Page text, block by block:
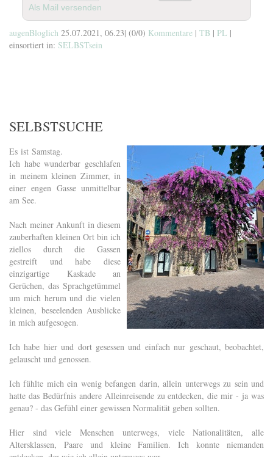
Als Mail versenden
augenBloglich 25.07.2021, 06.23| (0/0) Kommentare | TB | PL |
einsortiert in: SELBSTsein
SELBSTSUCHE
Es ist Samstag.
Ich habe wunderbar geschlafen
in meinem kleinen Zimmer, in
einer engen Gasse unmittelbar
am See.
Nach meiner Ankunft in diesem
zauberhaften kleinen Ort bin ich
ziellos durch die Gassen
gestreift und habe diese
einzigartige Kaskade an
Gerüchen, das Sprachgetümmel
um mich herum und die vielen
kleinen, beseelenden Ausblicke
in mich aufgesogen.
Ich habe hier und dort gesessen und einfach nur geschaut, beobachtet,
gelauscht und genossen.
Ich fühlte mich ein wenig befangen darin, allein unterwegs zu sein und
hatte das Bedürfnis andere Alleinreisende zu entdecken, die mir - ja was
genau? - das Gefühl einer gewissen Normalität geben sollten.
Hier sind viele Menschen unterwegs, viele Nationalitäten, alle
Altersklassen, Paare und kleine Familien. Ich konnte niemanden